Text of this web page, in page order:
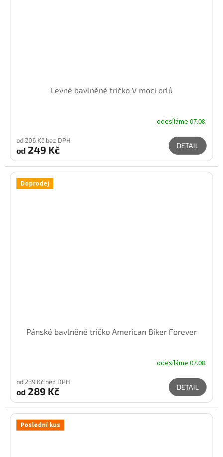
Levné bavlněné tričko V moci orlů
odesíláme 07.08.
od 206 Kč bez DPH
od 249 Kč DETAIL
Doprodej
Pánské bavlněné tričko American Biker Forever
odesíláme 07.08.
od 239 Kč bez DPH
od 289 Kč DETAIL
Poslední kus